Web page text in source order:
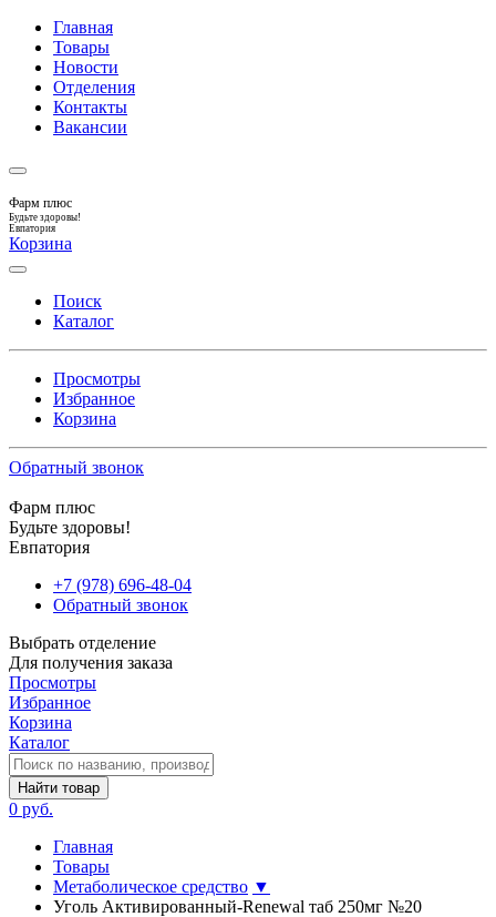
Главная
Товары
Новости
Отделения
Контакты
Вакансии
Фарм плюс
Будьте здоровы!
Евпатория
Корзина
Поиск
Каталог
Просмотры
Избранное
Корзина
Обратный звонок
Фарм плюс
Будьте здоровы!
Евпатория
+7 (978) 696-48-04
Обратный звонок
Выбрать отделение
Для получения заказа
Просмотры
Избранное
Корзина
Каталог
Найти товар
0 руб.
Главная
Товары
Метаболическое средство ▼
Уголь Активированный-Renewal таб 250мг №20